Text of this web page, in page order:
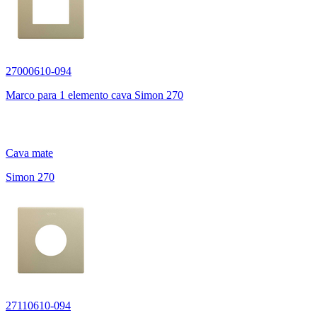
27000610-094
Marco para 1 elemento cava Simon 270
Cava mate
Simon 270
27110610-094